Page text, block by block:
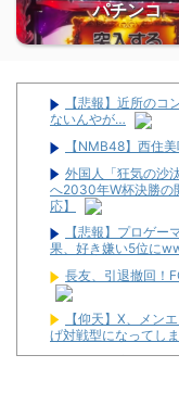
パチンコ
【悲報】近所の
ないんやが…
【NMB48】西住
外国人「狂気の沙
へ2030年W杯決勝の
応】
【悲報】プロゲ
果、好き嫌い5位に
長友、引退撤回
【仰天】X、メン
げ対戦型になってし
【画像】恋する女